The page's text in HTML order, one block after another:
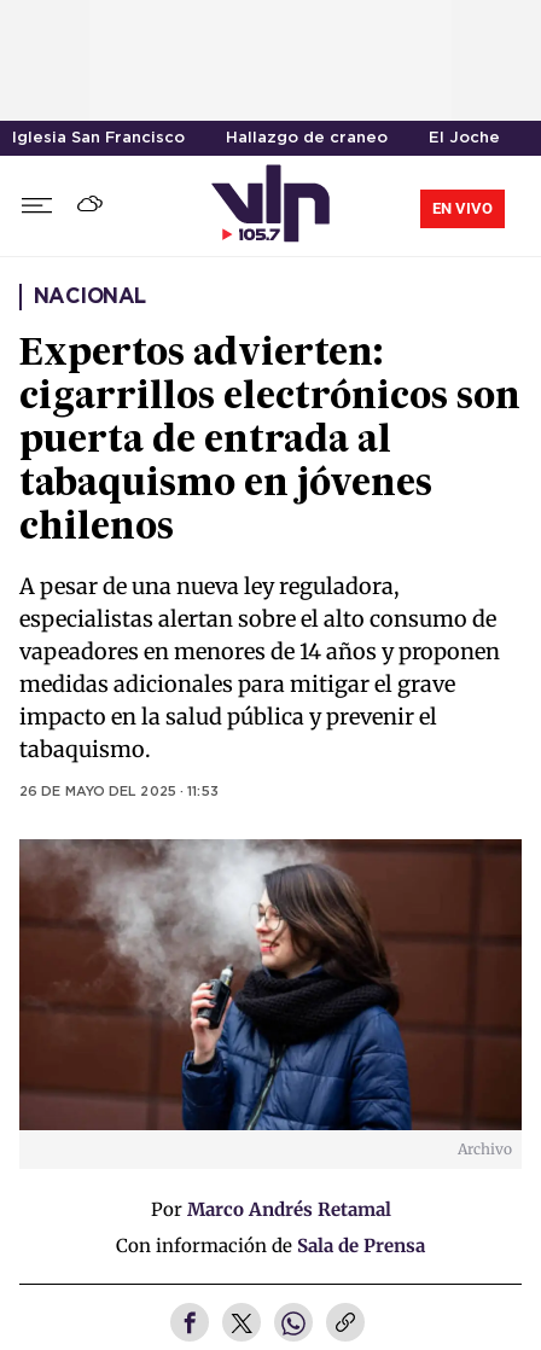
Iglesia San Francisco Hallazgo de craneo El Joche
EN VIVO
NACIONAL
Expertos advierten:
cigarrillos electrónicos son
puerta de entrada al
tabaquismo en jóvenes
chilenos
A pesar de una nueva ley reguladora,
especialistas alertan sobre el alto consumo de
vapeadores en menores de 14 años y proponen
medidas adicionales para mitigar el grave
impacto en la salud pública y prevenir el
tabaquismo.
26 DE MAYO DEL 2025 · 11:53
Archivo
Por Marco Andrés Retamal
Con información de Sala de Prensa